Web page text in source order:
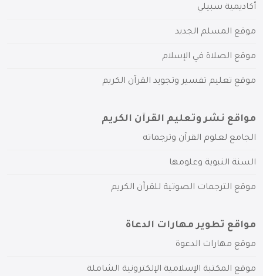
أكاديمية سبيلي
موقع المسلم الجديد
موقع الصلاة في الإسلام
موقع تعليم تفسير وتجويد القرآن الكريم
مواقع نشر وتعليم القرآن الكريم
الجامع لعلوم القرآن وترجماته
السنة النبوية وعلومها
موقع الترجمات الصوتية للقرآن الكريم
مواقع تطوير مهارات الدعاة
موقع مهارات الدعوة
موقع المكتبة الإسلامية الإلكترونية الشاملة